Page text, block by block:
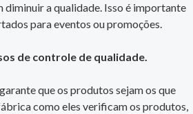
diminuir a qualidade. Isso é importante
para eventos ou promoções.
de controle de qualidade.
que os produtos sejam os que
como eles verificam os produtos,